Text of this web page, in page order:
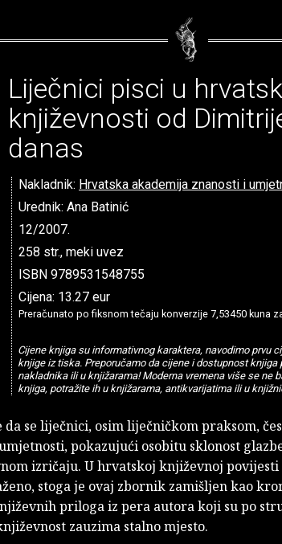
Liječnici pisci u
književnosti od
danas
Nakladnik: Hrvatska akademija znanosti i
Urednik: Ana Batinić
12/2007.
258 str., meki uvez
ISBN 9789531548755
Cijena: 13.27 eur
Preračunato po fiksnom tečaju konverzije 7,53450 kuna
Cijene knjiga su informativnog karaktera, navodimo prvu
knjige iz tiska. Preporučamo da cijene i dostupnost knjiga
nakladnika ili u knjižarama! Moderna vremena više se ne
knjiga, potražite ih u knjižarama, antikvarijatima ili u
da se liječnici, osim liječničkom praksom,
pokazujući osobitu sklonost
izričaju. U hrvatskoj književnoj
stoga je ovaj zbornik zamišljen kao
priloga iz pera autora koji su po
zauzima stalno mjesto.